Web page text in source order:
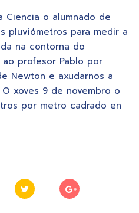
Ciencia o alumnado de
pluviómetros para medir a
na contorna do
ao profesor Pablo por
Newton e axudarnos a
xoves 9 de novembro o
por metro cadrado en